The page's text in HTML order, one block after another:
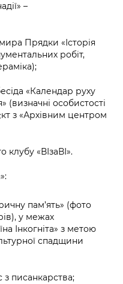
–
Прядки «Історія
робіт,
«Календар руху
особистості
з «Архівним центром
клубу «ВІзаВІ».
пам’ять» (фото
у межах
Інкогніта» з метою
спадщини
з писанкарства;